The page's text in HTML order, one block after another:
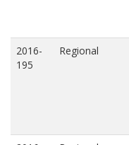
2016-
195
Regional